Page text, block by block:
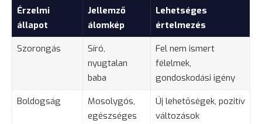
Érzelmi
állapot
Jellemző
álomkép
Lehetséges
értelmezés
Szorongás
Síró,
nyugtalan
baba
Fel nem ismert
félelmek,
gondoskodási igény
Boldogság
Mosolygós,
egészséges
Új lehetőségek, pozitív
változások